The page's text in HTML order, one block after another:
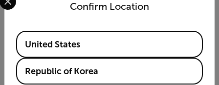
소속(회사)
연락처 (선택 사항)
Confirm Location
Available Locations
United States
Republic of Korea